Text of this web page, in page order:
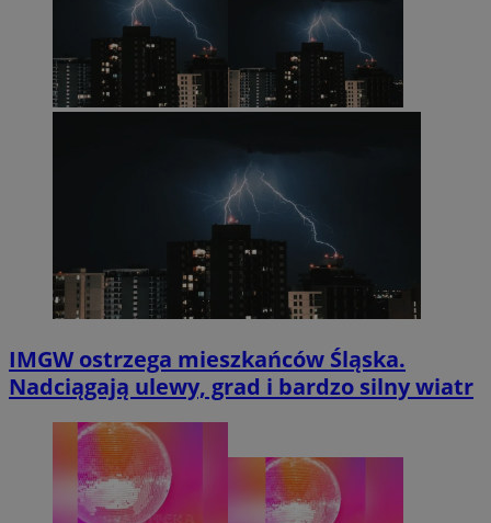
IMGW ostrzega mieszkańców Śląska.
Nadciągają ulewy, grad i bardzo silny wiatr